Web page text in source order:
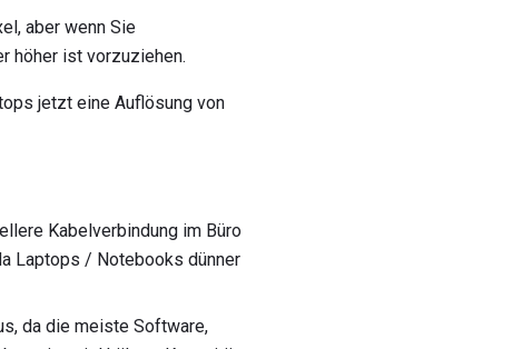
aber wenn Sie
höher ist vorzuziehen.
jetzt eine Auflösung von
Kabelverbindung im Büro
Laptops / Notebooks dünner
da die meiste Software,